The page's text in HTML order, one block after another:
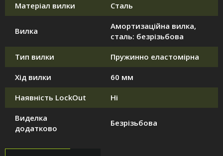
Матеріал вилки Сталь
Вилка
Амортизаційна вилка,
сталь: безрізьбова
Тип вилки Пружинно еластомірна
Хід вилки 60 мм
Наявність LockOut Ні
Виделка
додатково
Безрізьбова